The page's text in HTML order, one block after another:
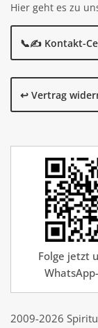
Hier geht es zu
📞✍️ Kontakt-
↩️ Vertrag
Folge jetzt
2009-2026